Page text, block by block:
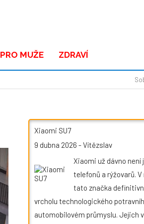
PRO MUŽE ZDRAVÍ
Xiaomi SU7
9 dubna 2026 -Vítězslav
Xiaomi už dávno není
telefonů a rýžovarů.
tato značka
vrcholu technologického
automobilovém průmyslu. Jejich